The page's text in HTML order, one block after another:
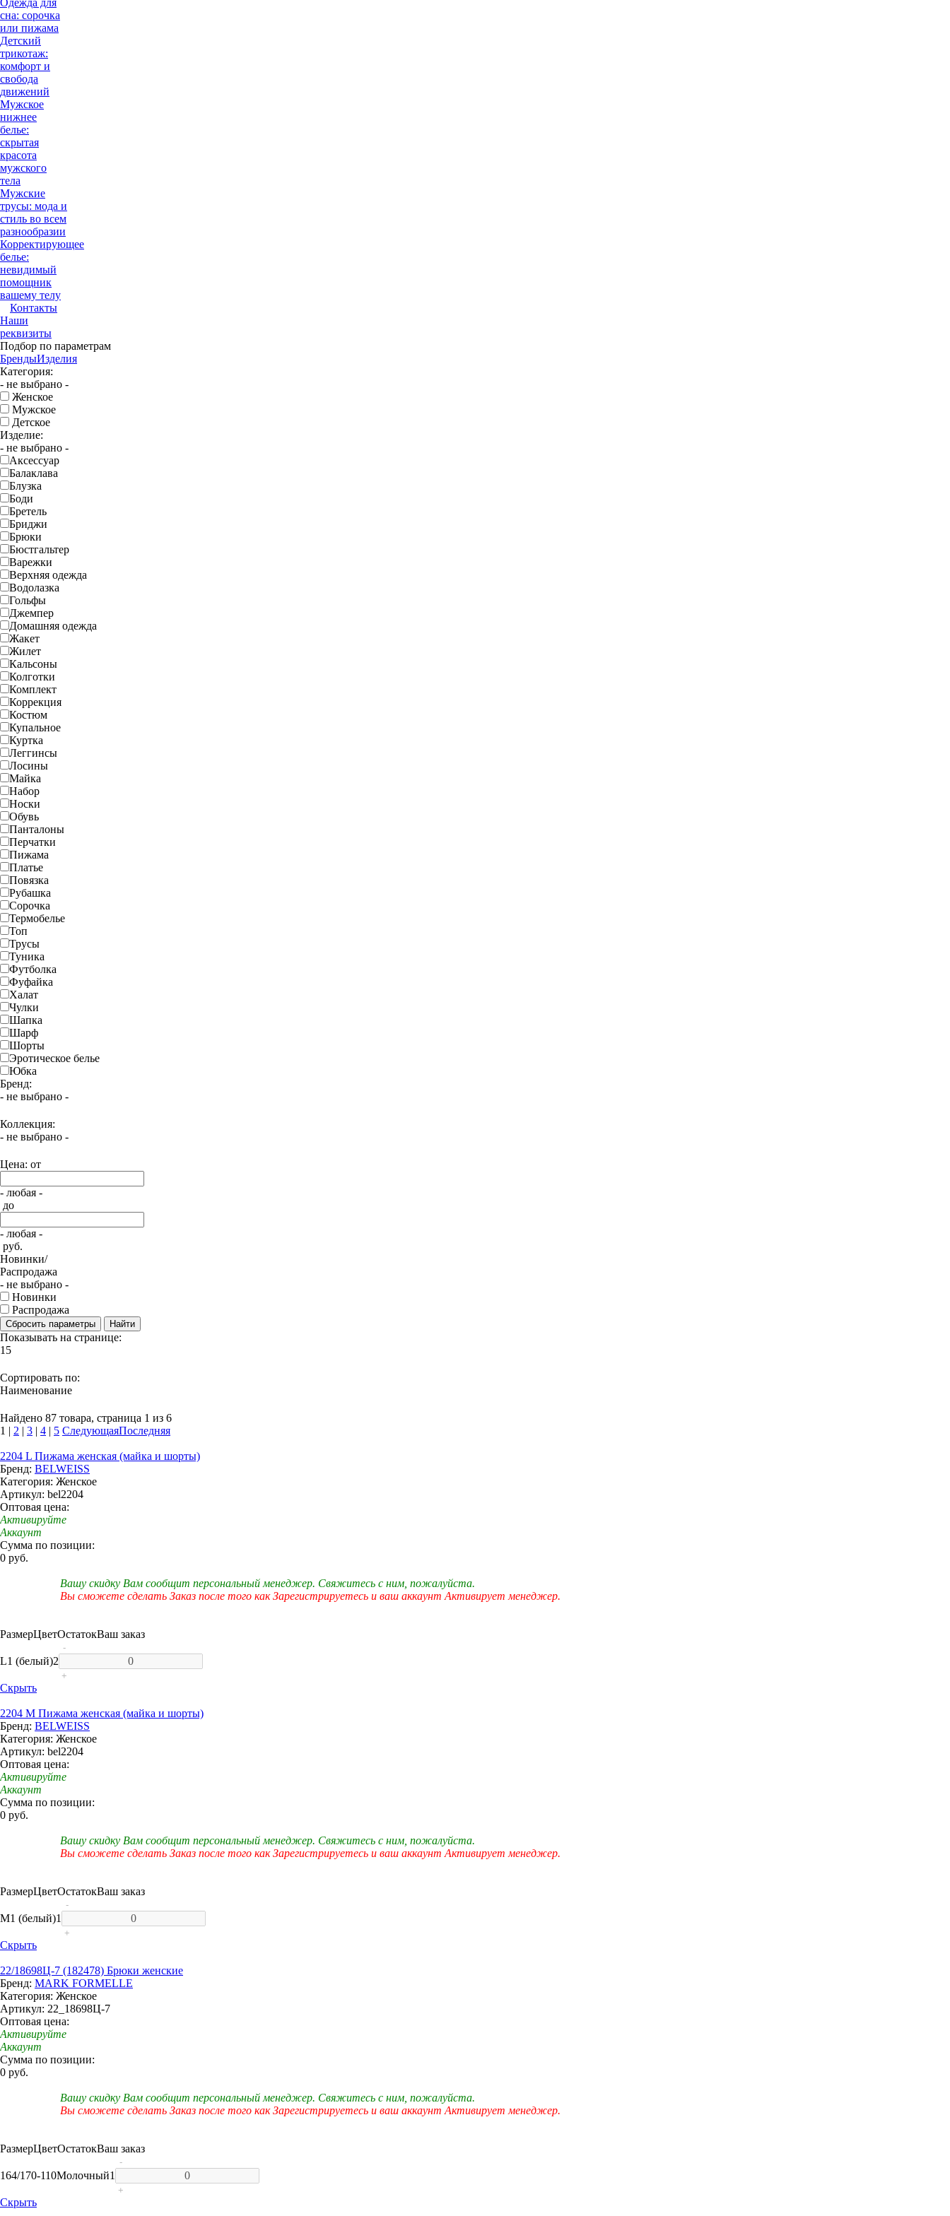
Одежда для
сна: сорочка
или пижама
Детский
трикотаж:
комфорт и
свобода
движений
Мужское
нижнее
белье:
скрытая
красота
мужского
тела
Мужские
трусы: мода и
стиль во всем
разнообразии
Корректирующее
белье:
невидимый
помощник
вашему телу
Контакты
Наши
реквизиты
Подбор по параметрам
БрендыИзделия
Категория:
- не выбрано -
Женское
Мужское
Детское
Изделие:
- не выбрано -
Аксессуар
Балаклава
Блузка
Боди
Бретель
Бриджи
Брюки
Бюстгальтер
Варежки
Верхняя одежда
Водолазка
Гольфы
Джемпер
Домашняя одежда
Жакет
Жилет
Кальсоны
Колготки
Комплект
Коррекция
Костюм
Купальное
Куртка
Леггинсы
Лосины
Майка
Набор
Носки
Обувь
Панталоны
Перчатки
Пижама
Платье
Повязка
Рубашка
Сорочка
Термобелье
Топ
Трусы
Туника
Футболка
Фуфайка
Халат
Чулки
Шапка
Шарф
Шорты
Эротическое белье
Юбка
Бренд:
- не выбрано -
Коллекция:
- не выбрано -
Цена: от
- любая -
до
- любая -
руб.
Новинки/
Распродажа
- не выбрано -
Новинки
Распродажа
Сбросить параметры Найти
Показывать на странице:
15
Сортировать по:
Наименование
Найдено 87 товара, страница 1 из 6
1 | 2 | 3 | 4 | 5 СледующаяПоследняя
2204 L Пижама женская (майка и шорты)
Бренд: BELWEISS
Категория: Женское
Артикул: bel2204
Оптовая цена:
Активируйте
Аккаунт
Сумма по позиции:
0 руб.
Вашу скидку Вам сообщит персональный менеджер. Свяжитесь с ним, пожалуйста.
Вы сможете сделать Заказ после того как Зарегистрируетесь и ваш аккаунт Активирует менеджер.
РазмерЦветОстатокВаш заказ
L1 (белый)2
-
+
Скрыть
2204 M Пижама женская (майка и шорты)
Бренд: BELWEISS
Категория: Женское
Артикул: bel2204
Оптовая цена:
Активируйте
Аккаунт
Сумма по позиции:
0 руб.
Вашу скидку Вам сообщит персональный менеджер. Свяжитесь с ним, пожалуйста.
Вы сможете сделать Заказ после того как Зарегистрируетесь и ваш аккаунт Активирует менеджер.
РазмерЦветОстатокВаш заказ
M1 (белый)1
-
+
Скрыть
22/18698Ц-7 (182478) Брюки женские
Бренд: MARK FORMELLE
Категория: Женское
Артикул: 22_18698Ц-7
Оптовая цена:
Активируйте
Аккаунт
Сумма по позиции:
0 руб.
Вашу скидку Вам сообщит персональный менеджер. Свяжитесь с ним, пожалуйста.
Вы сможете сделать Заказ после того как Зарегистрируетесь и ваш аккаунт Активирует менеджер.
РазмерЦветОстатокВаш заказ
164/170-110Молочный1
-
+
Скрыть